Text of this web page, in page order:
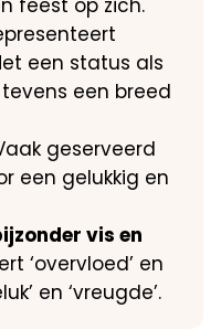
een status als
een breed
geserveerd
een gelukkig en
vis en
‘overvloed’ en
en ‘vreugde’.